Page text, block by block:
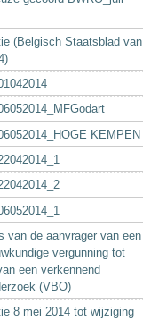
(Belgisch Staatsblad van
KEMPEN
van de aanvrager van een
vergunning tot
een verkennend
(VBO)
8 mei 2014 tot wijziging